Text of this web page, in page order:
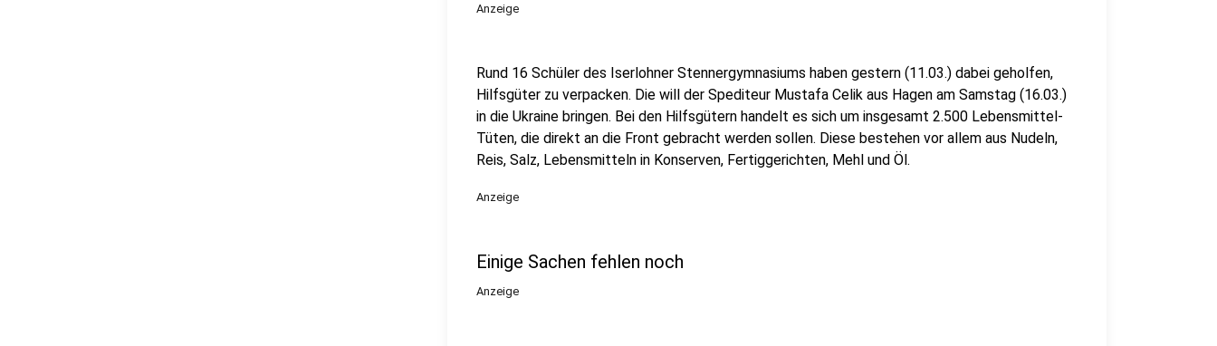
Anzeige
Rund 16 Schüler des Iserlohner Stennergymnasiums haben gestern (11.03.) dabei geholfen,
Hilfsgüter zu verpacken. Die will der Spediteur Mustafa Celik aus Hagen am Samstag (16.03.)
in die Ukraine bringen. Bei den Hilfsgütern handelt es sich um insgesamt 2.500 Lebensmittel-
Tüten, die direkt an die Front gebracht werden sollen. Diese bestehen vor allem aus Nudeln,
Reis, Salz, Lebensmitteln in Konserven, Fertiggerichten, Mehl und Öl.
Anzeige
Einige Sachen fehlen noch
Anzeige